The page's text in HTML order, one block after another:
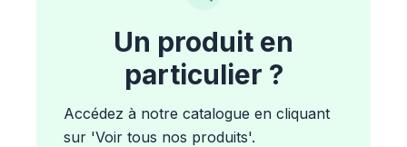
Un produit en
particulier ?
Accédez à notre catalogue en cliquant
sur 'Voir tous nos produits'.